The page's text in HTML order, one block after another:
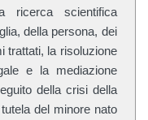
ricerca scientifica
della persona, dei
trattati, la risoluzione
e la mediazione
della crisi della
del minore nato